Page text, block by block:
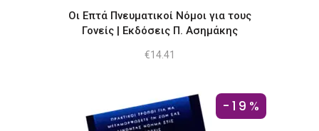
Οι Επτά Πνευματικοί Νόμοι για τους
Γονείς | Εκδόσεις Π. Ασημάκης
€14.41
-19%